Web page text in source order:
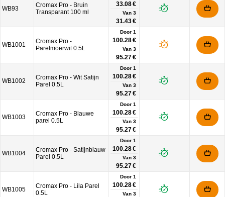
WB93
Cromax Pro - Bruin
Transparant 100 ml
33.08 €
Van 3
31.43 €
WB1001
Cromax Pro -
Parelmoerwit 0.5L
Door 1
100.28 €
Van 3
95.27 €
WB1002
Cromax Pro - Wit Satijn
Parel 0.5L
Door 1
100.28 €
Van 3
95.27 €
WB1003
Cromax Pro - Blauwe
parel 0.5L
Door 1
100.28 €
Van 3
95.27 €
WB1004
Cromax Pro - Satijnblauw
Parel 0.5L
Door 1
100.28 €
Van 3
95.27 €
WB1005
Cromax Pro - Lila Parel
0.5L
Door 1
100.28 €
Van 3